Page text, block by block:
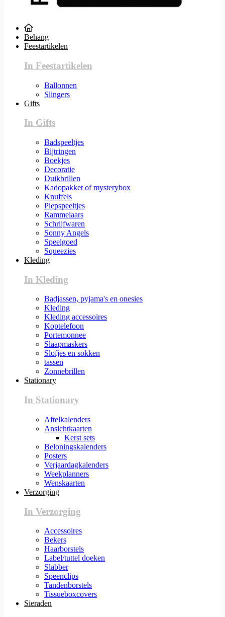
Behang
Feestartikelen
In Feestartikelen
Ballonnen
Slingers
Gifts
In Gifts
Badspeeltjes
Bijtringen
Boekjes
Decoratie
Duikbrillen
Kadopakket of mysterybox
Knuffels
Piepspeeltjes
Rammelaars
Schrijfwaren
Sonny Angels
Speelgoed
Squeezies
Kleding
In Kleding
Badjassen, pyjama's en onesies
Kleding
Kleding accessoires
Koptelefoon
Portemonnee
Slaapmaskers
Slofjes en sokken
tassen
Zonnebrillen
Stationary
In Stationary
Aftelkalenders
Ansichtkaarten
Kerst sets
Beloningskalenders
Posters
Verjaardagkalenders
Weekplanners
Wenskaarten
Verzorging
In Verzorging
Accessoires
Bekers
Haarborstels
Label/tuttel doeken
Slabber
Speenclips
Tandenborstels
Tissueboxcovers
Sieraden